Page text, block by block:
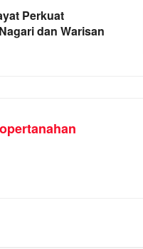
Perkuat
dan Warisan